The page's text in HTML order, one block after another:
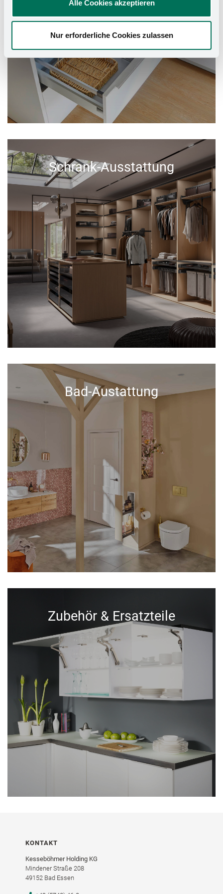
Alle Cookies akzeptieren
Nur erforderliche Cookies zulassen
Schrank-Ausstattung
Bad-Austattung
Zubehör & Ersatzteile
KONTAKT
Kesseböhmer Holding KG
Mindener Straße 208
49152 Bad Essen